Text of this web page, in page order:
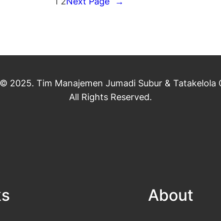
2025. Tim Manajemen Jumadi Subur & Tatakelola
All Rights Reserved.
About